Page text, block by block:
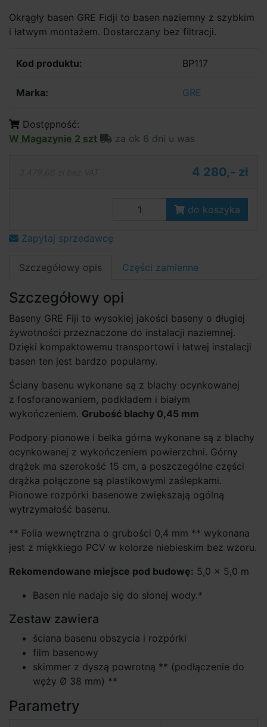
Okrągły basen GRE Fidji to basen naziemny z szybkim
i łatwym montażem. Dostarczany bez filtracji.
Kod produktu: BP117
Marka: GRE
Dostępność:
W Magazynie 2 szt
za ok 6 dni u was
4 280,- zł
do koszyka
Zapytaj sprzedawcę
Szczegółowy opis Części zamienne
Szczegółowy opi
Baseny GRE Fiji to wysokiej jakości baseny o długiej
żywotności przeznaczone do instalacji naziemnej.
Dzięki kompaktowemu transportowi i łatwej instalacji
basen ten jest bardzo popularny.
Ściany basenu wykonane są z blachy ocynkowanej
z fosforanowaniem, podkładem i białym
wykończeniem. Grubość blachy 0,45 mm
Podpory pionowe i belka górna wykonane są z blachy
ocynkowanej z wykończeniem powierzchni. Górny
drążek ma szerokość 15 cm, a poszczególne części
drążka połączone są plastikowymi zaślepkami.
Pionowe rozpórki basenowe zwiększają ogólną
wytrzymałość basenu.
** Folia wewnętrzna o grubości 0,4 mm ** wykonana
jest z miękkiego PCV w kolorze niebieskim bez wzoru.
Rekomendowane miejsce pod budowę: 5,0 × 5,0 m
Basen nie nadaje się do słonej wody.*
Zestaw zawiera
ściana basenu obszycia i rozpórki
film basenowy
skimmer z dyszą powrotną ** (podłączenie do
węży Ø 38 mm) **
Parametry